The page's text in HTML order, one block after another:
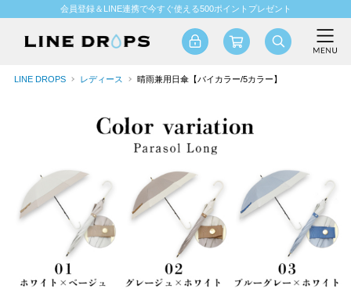
会員登録＆LINE連携で今すぐ使える500ポイントプレゼント
LINE DROPS レディース 晴雨兼用日傘【バイカラー/5カラー】